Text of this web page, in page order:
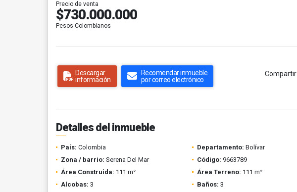
Precio de venta
$730.000.000
Pesos Colombianos
Descargar
información
Recomendar inmueble
por correo electrónico
Compartir
Detalles del inmueble
País: Colombia Departamento: Bolívar
Zona / barrio: Serena Del Mar Código: 9663789
Área Construida: 111 m² Área Terreno: 111 m²
Alcobas: 3 Baños: 3